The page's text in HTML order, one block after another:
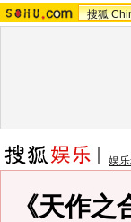
搜狐
娱
《天作